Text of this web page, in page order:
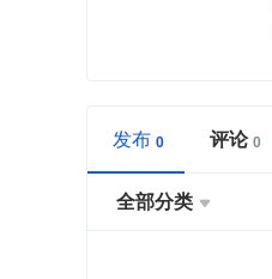
发布 评论
全部分类 